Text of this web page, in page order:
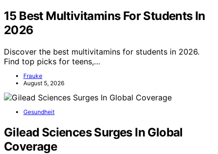
15 Best Multivitamins For Students In
2026
Discover the best multivitamins for students in 2026.
Find top picks for teens,…
Frauke
August 5, 2026
Gesundheit
Gilead Sciences Surges In Global
Coverage